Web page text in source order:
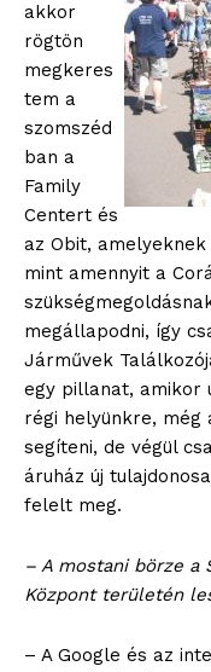
akkor
rögtön
megkeres
tem a
szomszéd
ban a
Family
Centert és
az Obit,
mint amennyit a
megállapodni, így
Járművek
egy pillanat, amikor
régi helyünkre,
segíteni, de végül
áruház új
felelt meg.
– A mostani börze a
Központ területén
– A Google és az